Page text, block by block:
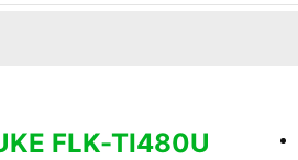
FLK-TI480U